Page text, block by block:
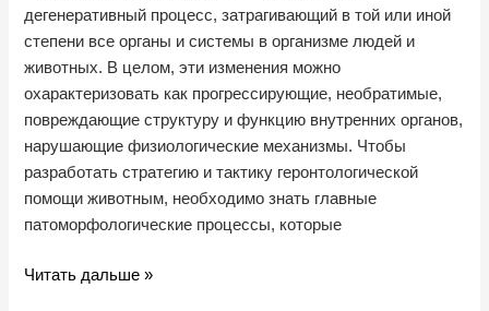
дегенеративный процесс, затрагивающий в той или иной
степени все органы и системы в организме людей и
животных. В целом, эти изменения можно
охарактеризовать как прогрессирующие, необратимые,
повреждающие структуру и функцию внутренних органов,
нарушающие физиологические механизмы. Чтобы
разработать стратегию и тактику геронтологической
помощи животным, необходимо знать главные
патоморфологические процессы, которые
Читать дальше »